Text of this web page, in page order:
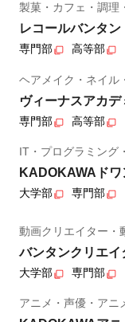
製菓・カフェ・調理
レコールバンタン
専門部 高等部
ヘアメイク・ネイル
ヴィーナスアカデ
専門部 高等部
IT・プログラミング
KADOKAWAド
大学部 専門部
動画クリエイター・
バンタンクリエ
大学部 専門部
アニメ・声優・アニ